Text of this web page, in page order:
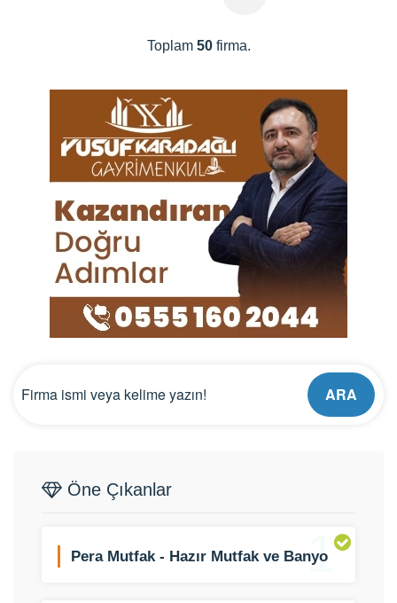
Toplam 50firma.
ARA
Öne Çıkanlar
1
Pera Mutfak - Hazır Mutfak ve Banyo